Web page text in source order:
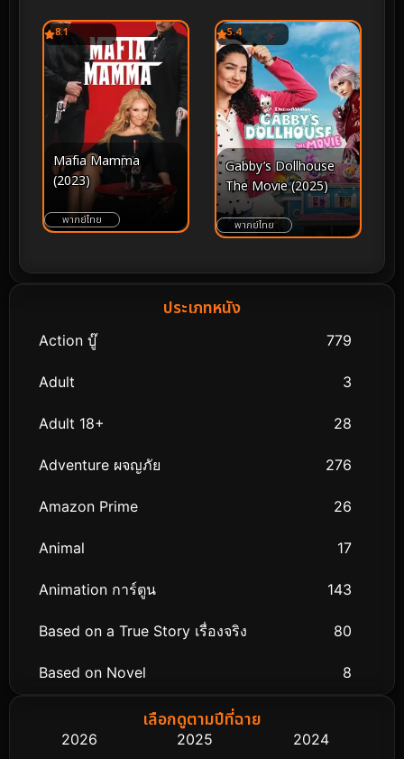
8.1
Mafia Mamma
(2023)
พากย์ไทย
5.4
Gabby’s Dollhouse
The Movie (2025)
พากย์ไทย
ประเภทหนัง
Action บู๊ 779
Adult 3
Adult 18+ 28
Adventure ผจญภัย 276
Amazon Prime 26
Animal 17
Animation การ์ตูน 143
Based on a True Story เรื่องจริง 80
Based on Novel 8
Biography ชีวิตจริงเลือกดูตามปีที่ฉาย
2026 2025
2024